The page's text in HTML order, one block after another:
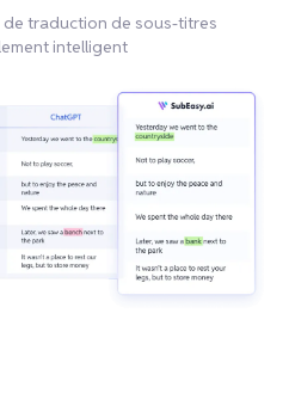
de traduction de sous-titres
intelligent